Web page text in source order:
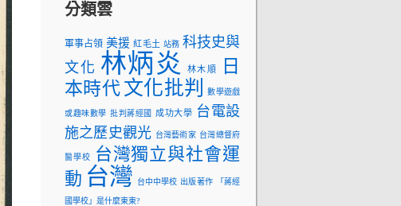
分類雲
軍事占領 美援 紅毛土 站務 科技史與
文化 林炳炎 林木順
日
本時代 文化批判 數學遊戲
或趣味數學 批判蔣經國 成功大學 台電設
施之歷史觀光 台灣藝術家 台灣總督府
醫學校
台灣獨立與社會運
動 台灣 台中中學校 出版著作 「蔣經
國學校」是什麼東東?